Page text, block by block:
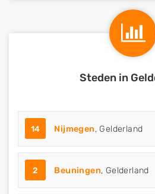
Steden in
14 Nijmegen, Gelderland
2 Beuningen, Gelderland